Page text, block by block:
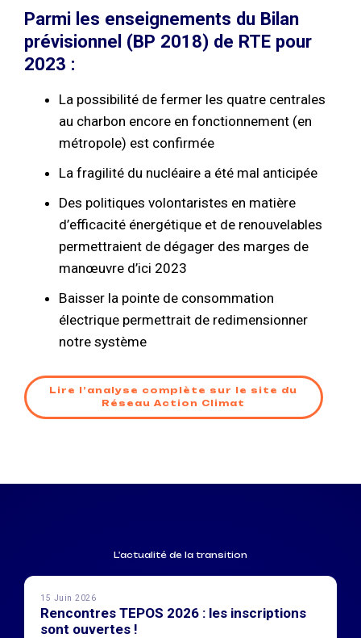
Parmi les enseignements du Bilan
prévisionnel (BP 2018) de RTE pour
2023 :
La possibilité de fermer les quatre centrales
au charbon encore en fonctionnement (en
métropole) est confirmée
La fragilité du nucléaire a été mal anticipée
Des politiques volontaristes en matière
d’efficacité énergétique et de renouvelables
permettraient de dégager des marges de
manœuvre d’ici 2023
Baisser la pointe de consommation
électrique permettrait de redimensionner
notre système
Lire l’analyse complète sur le site du
Réseau Action Climat
L'actualité de la transition
15 Juin 2026
Rencontres TEPOS 2026 : les inscriptions
sont ouvertes !